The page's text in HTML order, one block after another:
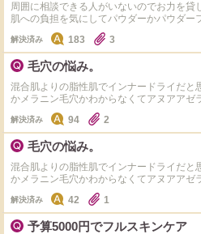
周囲に相談できる人がいないのでお力を貸
肌への負担を気にしてパウダーかパウダー
すが、ムラのある肌ではメイク全体の出来
な気がするので、リキッドかクッションに
しこれらの旨を母親に伝えたところ、ファ
だから辞めておいた方がよいと忠告されて
肌なのは事実ですし、肌が綺麗な方がメイ
なく知っています。しかし、今まで行って
て効果はなく、ノーファンデでも問題ない
度値の張る基礎化粧品を購入すべきではな
ァンデを買うよりもお金も時間もかかりそ
可能性も考慮すると中々手を出すのが怖い
識はありますが私と同年代の際にはあまり
人は私以上にメイクが分からない子ばかり
生の私がお金をかけるべきなのはスキンケ
文失礼しました。
解決済み 183 3
毛穴の悩み。
混合肌よりの脂性肌でインナードライだと
かメラニン毛穴かわからなくてアヌアアゼ
スアールエックスのBHAを使い始めて週2
毛穴が薄く見えるのですが他の日はいつも
ビタミンCを使っています。 お風呂上がり
のですが10分ぐらい経つといつも元に戻っ
ケア教えてください
解決済み 94 2
毛穴の悩み。
混合肌よりの脂性肌でインナードライだと
かメラニン毛穴かわからなくてアヌアアゼ
スアールエックスのBHAを使い始めて週2
毛穴が薄く見えるのですが他の日はいつも
ビタミンCを使っています。 お風呂上がり
のですが10分ぐらい経つといつも元に戻っ
解決済み 42 1
予算5000円でフルスキンケア